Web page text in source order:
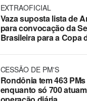
EXTRAOFICIAL
Vaza suposta lista de
para convocação da
Brasileira para a Copa
CESSÃO DE PM'S
Rondônia tem 463
enquanto só 700